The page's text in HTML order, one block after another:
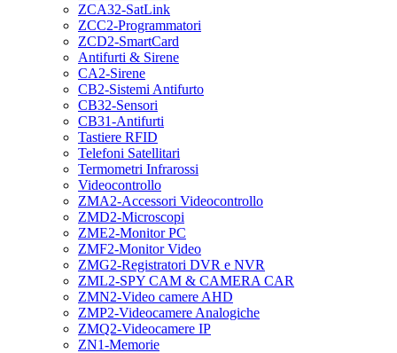
ZCA32-SatLink
ZCC2-Programmatori
ZCD2-SmartCard
Antifurti & Sirene
CA2-Sirene
CB2-Sistemi Antifurto
CB32-Sensori
CB31-Antifurti
Tastiere RFID
Telefoni Satellitari
Termometri Infrarossi
Videocontrollo
ZMA2-Accessori Videocontrollo
ZMD2-Microscopi
ZME2-Monitor PC
ZMF2-Monitor Video
ZMG2-Registratori DVR e NVR
ZML2-SPY CAM & CAMERA CAR
ZMN2-Video camere AHD
ZMP2-Videocamere Analogiche
ZMQ2-Videocamere IP
ZN1-Memorie